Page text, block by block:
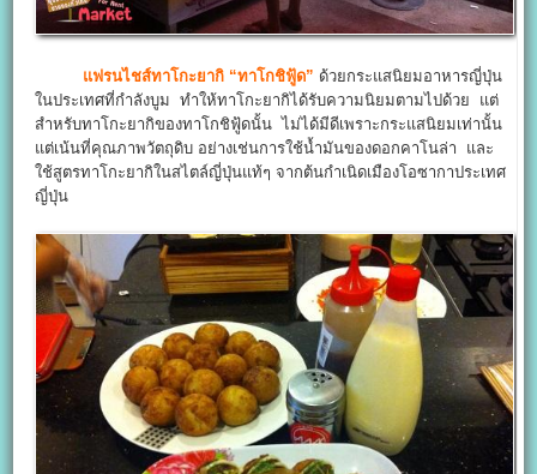
แฟรนไชส์ทาโกะยากิ “ทาโกชิฟู้ด” ด้วยกระแสนิยมอาหารญี่ปุ่น
ในประเทศที่กำลังบูม ทำให้ทาโกะยากิได้รับความนิยมตามไปด้วย แต่
สำหรับทาโกะยากิของทาโกชิฟู้ดนั้น ไม่ได้มีดีเพราะกระแสนิยมเท่านั้น
แต่เน้นที่คุณภาพวัตถุดิบ อย่างเช่นการใช้น้ำมันของดอกคาโนล่า และ
ใช้สูตรทาโกะยากิในสไตล์ญี่ปุ่นแท้ๆ จากต้นกำเนิดเมืองโอซากาประเทศ
ญี่ปุ่น